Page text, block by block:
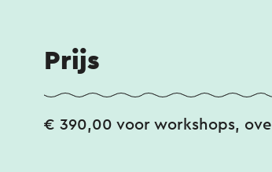
Prijs
€ 390,00 voor workshops,